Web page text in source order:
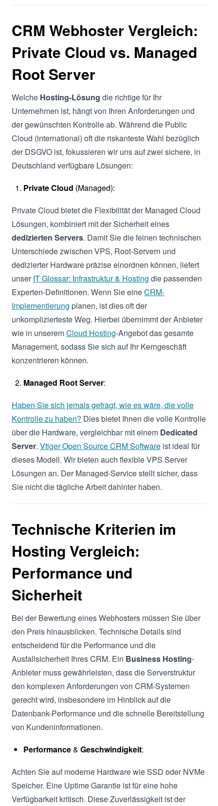
CRM Webhoster Vergleich:
Private Cloud vs. Managed
Root Server
Welche Hosting-Lösung die richtige für Ihr
Unternehmen ist, hängt von Ihren Anforderungen und
der gewünschten Kontrolle ab. Während die Public
Cloud (international) oft die riskanteste Wahl bezüglich
der DSGVO ist, fokussieren wir uns auf zwei sichere, in
Deutschland verfügbare Lösungen:
Private Cloud (Managed):
Private Cloud bietet die Flexibilität der Managed Cloud
Lösungen, kombiniert mit der Sicherheit eines
dedizierten Servers. Damit Sie die feinen technischen
Unterschiede zwischen VPS, Root-Servern und
dedizierter Hardware präzise einordnen können, liefert
unserIT Glossar: Infrastruktur & Hosting die passenden
Experten-Definitionen. Wenn Sie eineCRM-
Implementierung planen, ist dies oft der
unkomplizierteste Weg. Hierbei übernimmt der Anbieter
wie in unseremCloud Hosting-Angebot das gesamte
Management, sodass Sie sich auf Ihr Kerngeschäft
konzentrieren können.
Managed Root Server:
Haben Sie sich jemals gefragt, wie es wäre, die volle
Kontrolle zu haben? Dies bietet Ihnen die volle Kontrolle
über die Hardware, vergleichbar mit einem Dedicated
Server. Vtiger Open Source CRM Software ist ideal für
dieses Modell. Wir bieten auch flexible VPS Server
Lösungen an. Der Managed-Service stellt sicher, dass
Sie nicht die tägliche Arbeit dahinter haben.
Technische Kriterien im
Hosting Vergleich:
Performance und
Sicherheit
Bei der Bewertung eines Webhosters müssen Sie über
den Preis hinausblicken. Technische Details sind
entscheidend für die Performance und die
Ausfallsicherheit Ihres CRM. Ein Business Hosting-
Anbieter muss gewährleisten, dass die Serverstruktur
den komplexen Anforderungen von CRM-Systemen
gerecht wird, insbesondere im Hinblick auf die
Datenbank-Performance und die schnelle Bereitstellung
von Kundeninformationen.
Performance& Geschwindigkeit:
Achten Sie auf moderne Hardware wie SSD oder NVMe
Speicher. Eine Uptime Garantie ist für eine hohe
Verfügbarkeit kritisch. Diese Zuverlässigkeit ist der